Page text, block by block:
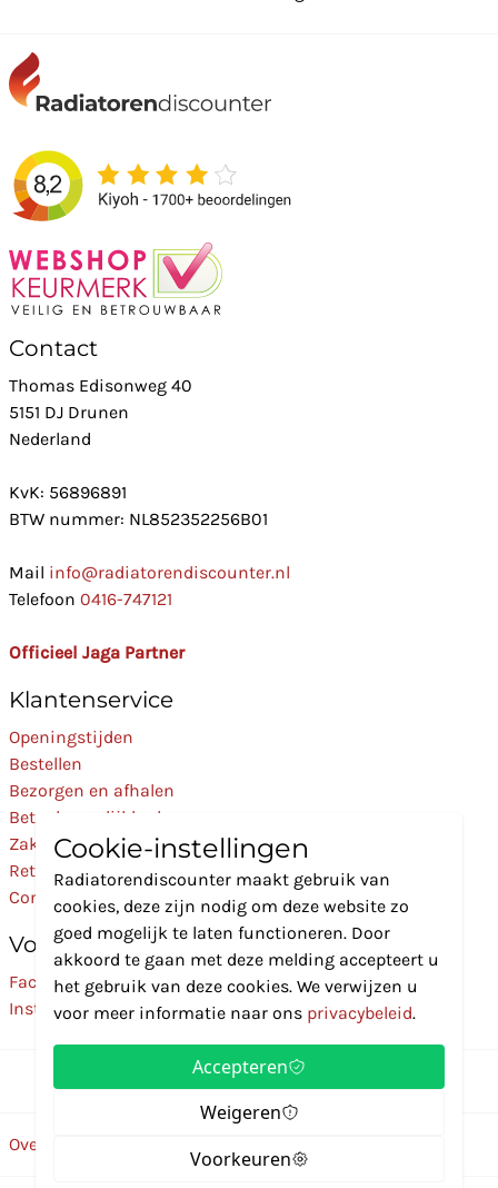
Contact
Thomas Edisonweg 40
5151 DJ Drunen
Nederland
KvK: 56896891
BTW nummer: NL852352256B01
Mail info@radiatorendiscounter.nl
Telefoon 0416-747121
Officieel Jaga Partner
Klantenservice
Openingstijden
Bestellen
Bezorgen en afhalen
Betaalmogelijkheden
Zakelijk
Retourneren
Contact
Volg Ons
Facebook
Instagram
Over ons
Cookie-instellingen
Radiatorendiscounter maakt gebruik van
cookies, deze zijn nodig om deze website zo
goed mogelijk te laten functioneren. Door
akkoord te gaan met deze melding accepteert u
het gebruik van deze cookies. We verwijzen u
voor meer informatie naar ons privacybeleid.
Accepteren
Weigeren
Voorkeuren